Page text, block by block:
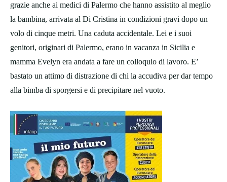
grazie anche ai medici di Palermo che hanno assistito al meglio
la bambina, arrivata al Di Cristina in condizioni gravi dopo un
volo di cinque metri. Una caduta accidentale. Lei e i suoi
genitori, originari di Palermo, erano in vacanza in Sicilia e
mamma Evelyn era andata a fare un colloquio di lavoro. E’
bastato un attimo di distrazione di chi la accudiva per dar tempo
alla bimba di sporgersi e di precipitare nel vuoto.